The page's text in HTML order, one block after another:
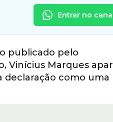
Entrar no
publicado pelo
Vinícius Marques
declaração como uma